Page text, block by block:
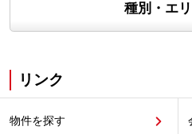
種別・エ
リンク
物件を探す